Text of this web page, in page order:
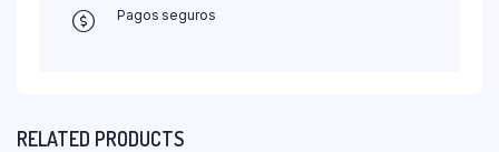
Pagos seguros
RELATED PRODUCTS